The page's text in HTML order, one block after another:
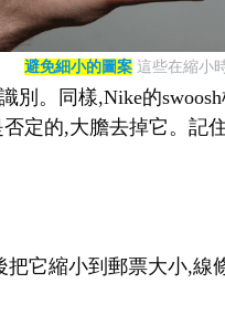
避免細小的圖案這些在縮小
別。同樣,Nike的
定的,大膽去掉它。記
它縮小到郵票大小,線